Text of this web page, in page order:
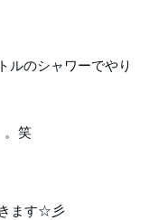
ルのシャワーでやり
。笑
ます☆彡